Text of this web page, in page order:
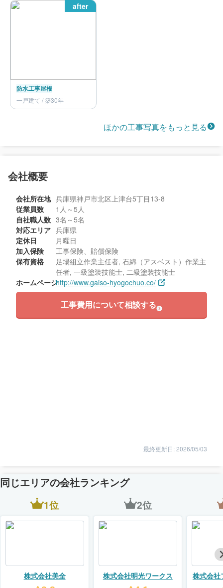
after
防水工事屋根
一戸建て / 築30年
ほかの工事写真をもっと見る
会社概要
会社所在地 兵庫県神戸市北区上津台5丁目13-8
従業員数
1人～5人
自社職人数 3名～5名
対応エリア 兵庫県
定休日
月曜日
加入保険
工事保険、賠償保険
保有資格
足場組立作業主任者, 石綿（アスベスト）作業主
任者, 一級塗装技能士, 二級塗装技能士
ホームページhttp://www.gaiso-hyogochuo.co/
工事費用について相談する
最終更新日: 2026/05/03
同じエリアの会社ランキング
1位
株式会社美全
2位
株式会社明光ワークス 株式会社